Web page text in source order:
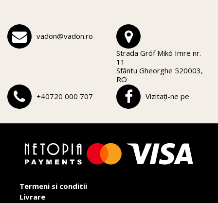
vadon@vadon.ro
Strada Gróf Mikó Imre nr.
11
Sfântu Gheorghe 520003,
RO
+40720 000 707
Vizitați-ne pe
Termeni si conditii
Livrare